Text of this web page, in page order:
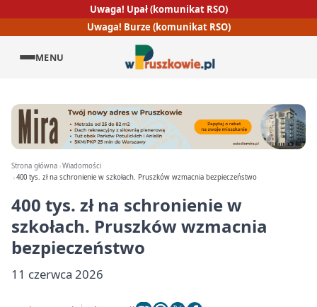
Uwaga! Upał (komunikat RSO)
Uwaga! Burze (komunikat RSO)
MENU
Strona główna Wiadomości
400 tys. zł na schronienie w szkołach. Pruszków wzmacnia bezpieczeństwo
400 tys. zł na schronienie w
szkołach. Pruszków wzmacnia
bezpieczeństwo
11 czerwca 2026